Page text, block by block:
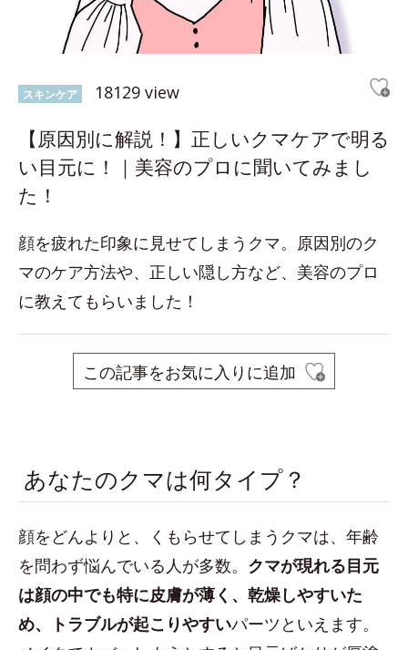
スキンケア 18129 view
【原因別に解説！】正しいクマケアで明る
い目元に！｜美容のプロに聞いてみまし
た！
顔を疲れた印象に見せてしまうクマ。原因別のク
マのケア方法や、正しい隠し方など、美容のプロ
に教えてもらいました！
この記事をお気に入りに追加
あなたのクマは何タイプ？
顔をどんよりと、くもらせてしまうクマは、年齢
を問わず悩んでいる人が多数。 クマが現れる目元
は顔の中でも特に皮膚が薄く、乾燥しやすいた
め、トラブルが起こりやすいパーツといえます。